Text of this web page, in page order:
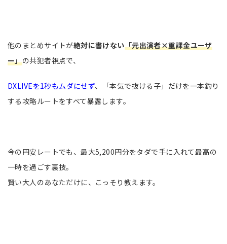
他のまとめサイトが絶対に書けない「元出演者×重課金ユーザ
ー」の共犯者視点で、
DXLIVEを1秒もムダにせず、「本気で抜ける子」だけを一本釣り
する攻略ルートをすべて暴露します。
今の円安レートでも、最大5,200円分をタダで手に入れて最高の
一時を過ごす裏技。
賢い大人のあなただけに、こっそり教えます。